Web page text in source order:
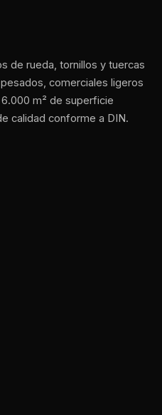
de rueda, tornillos y tuercas
comerciales ligeros
m² de superficie
calidad conforme a DIN.